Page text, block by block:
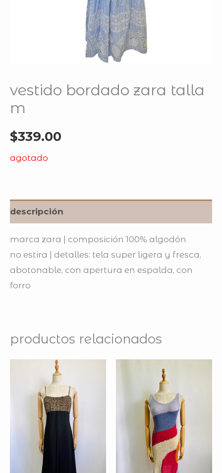
vestido bordado zara talla
m
$339.00
agotado
descripción
marca zara | composición 100% algodón
no estira | detalles: tela super ligera y fresca,
abotonable, con apertura en espalda, con
forro
productos relacionados